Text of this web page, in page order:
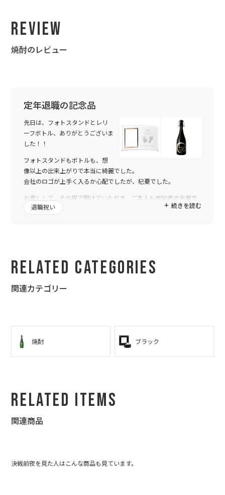
Review
焼酎のレビュー
定年退職の記念品
先日は、フォトスタンドとレリ
ーフボトル、ありがとうございま
した！！
フォトスタンドもボトルも、想
像以上の出来上がりで本当に綺麗でした。
会社のロゴが上手く入るか心配でしたが、杞憂でした。
お渡しして、その場で開けていただき、ご本人も参加者の先輩方
も驚いて頂きました。
続きを読む
退職祝い
Related Categories
関連カテゴリー
焼酎 ブラック
Related Items
関連商品
決戦前夜を見た人はこんな商品も見ています。